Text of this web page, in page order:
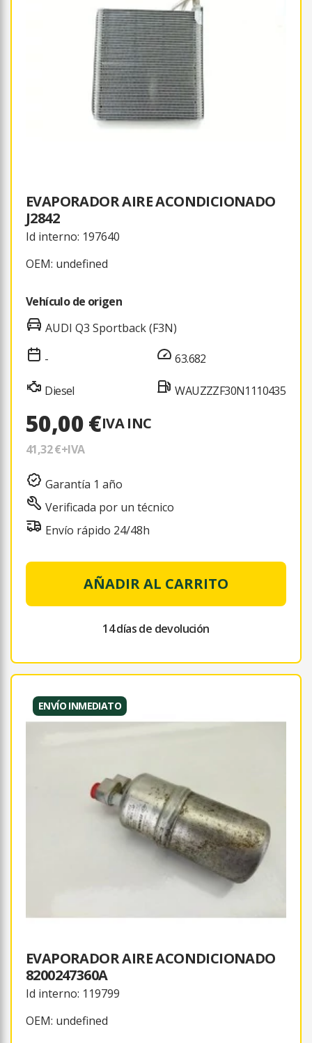
EVAPORADOR AIRE ACONDICIONADO
J2842
Id interno: 197640
OEM: undefined
Vehículo de origen
AUDI Q3 Sportback (F3N)
-
Diesel
63.682
WAUZZZF30N1110435
50,00 €IVA INC
41,32 €+IVA
Garantía 1 año
Verificada por un técnico
Envío rápido 24/48h
AÑADIR AL CARRITO
14 días de devolución
ENVÍO INMEDIATO
EVAPORADOR AIRE ACONDICIONADO
8200247360A
Id interno: 119799
OEM: undefined